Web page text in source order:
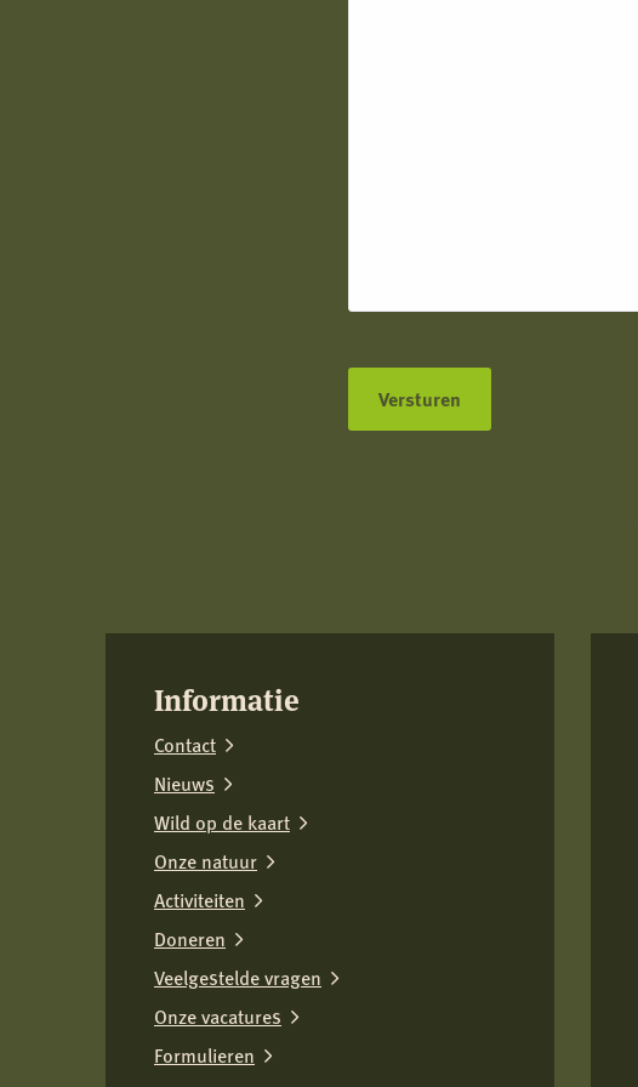
Informatie
Contact
Nieuws
Wild op de kaart
Onze natuur
Activiteiten
Doneren
Veelgestelde vragen
Onze vacatures
Formulieren